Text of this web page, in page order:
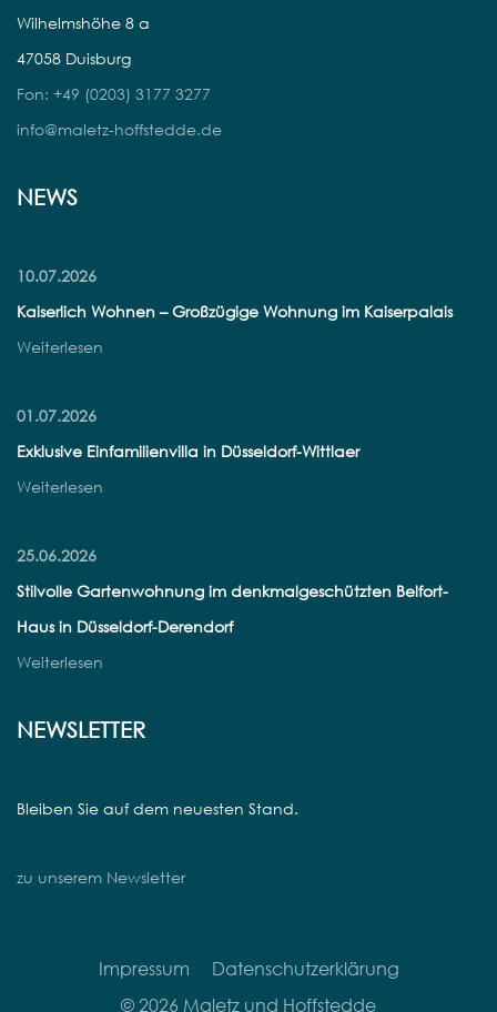
Wilhelmshöhe 8 a
47058 Duisburg
Fon: +49 (0203) 3177 3277
info@maletz-hoffstedde.de
NEWS
10.07.2026
Kaiserlich Wohnen – Großzügige Wohnung im Kaiserpalais
Weiterlesen
01.07.2026
Exklusive Einfamilienvilla in Düsseldorf-Wittlaer
Weiterlesen
25.06.2026
Stilvolle Gartenwohnung im denkmalgeschützten Belfort-
Haus in Düsseldorf-Derendorf
Weiterlesen
NEWSLETTER
Bleiben Sie auf dem neuesten Stand.
zu unserem Newsletter
Impressum
Datenschutzerklärung
© 2026 Maletz und Hoffstedde